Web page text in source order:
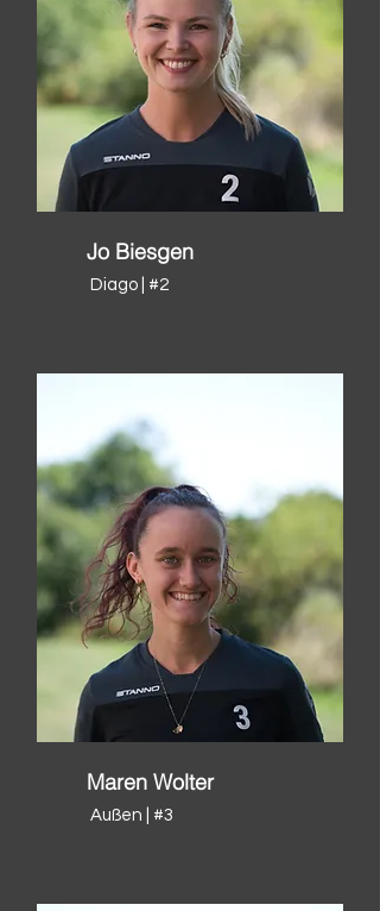
Jo Biesgen
Diago | #2
Maren Wolter
Außen | #3